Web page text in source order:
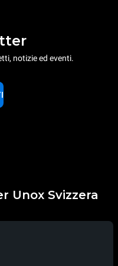
notizie ed eventi.
Unox Svizzera